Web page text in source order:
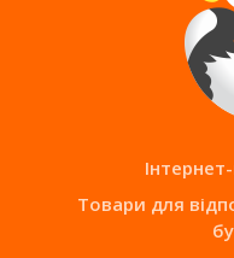
Товари для